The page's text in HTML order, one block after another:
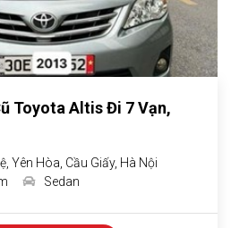
Toyota Altis Đi 7 Vạn,
Yên Hòa, Cầu Giấy, Hà Nội
Sedan